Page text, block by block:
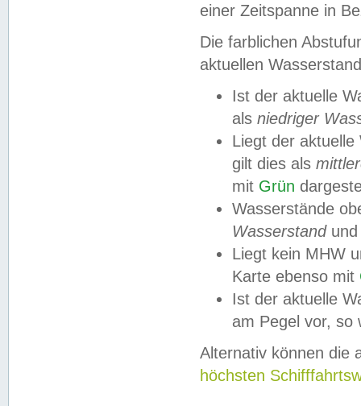
einer Zeitspanne in
Die farblichen
aktuellen
Ist der aktuelle
als niedriger
Liegt der
gilt dies als
mit Grün
Wasserstände
Wasserstandund
Liegt kein MHW
Karte ebenso mit
Ist der aktuelle
am Pegel vor,
Alternativ können die
höchsten